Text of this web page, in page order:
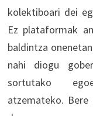
kolektiboari dei
Ez plataformak
baldintza
nahi diogu
sortutako
atzemateko.